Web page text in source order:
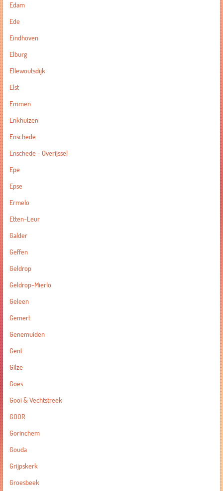
Edam
Ede
Eindhoven
Elburg
Ellewoutsdijk
Elst
Emmen
Enkhuizen
Enschede
Enschede - Overijssel
Epe
Epse
Ermelo
Etten-Leur
Galder
Geffen
Geldrop
Geldrop-Mierlo
Geleen
Gemert
Genemuiden
Gent
Gilze
Goes
Gooi & Vechtstreek
GOOR
Gorinchem
Gouda
Grijpskerk
Groesbeek